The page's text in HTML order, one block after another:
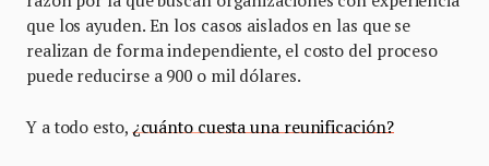
que los ayuden. En los casos aislados en las que se
realizan de forma independiente, el costo del proceso
puede reducirse a 900 o mil dólares.
Y a todo esto, ¿cuánto cuesta una reunificación?